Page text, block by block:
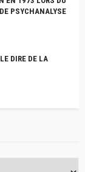
PSYCHANALYSE
DIRE DE LA